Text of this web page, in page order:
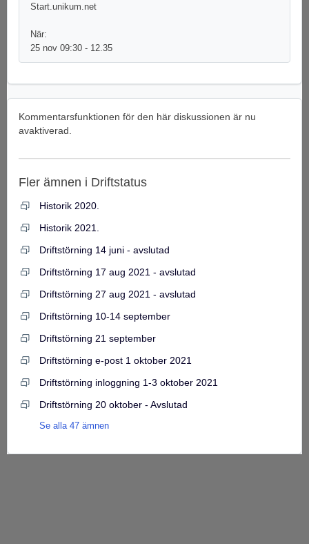
Start.unikum.net
När:
25 nov 09:30 - 12.35
Kommentarsfunktionen för den här diskussionen är nu
avaktiverad.
Fler ämnen i Driftstatus
Historik 2020.
Historik 2021.
Driftstörning 14 juni - avslutad
Driftstörning 17 aug 2021 - avslutad
Driftstörning 27 aug 2021 - avslutad
Driftstörning 10-14 september
Driftstörning 21 september
Driftstörning e-post 1 oktober 2021
Driftstörning inloggning 1-3 oktober 2021
Driftstörning 20 oktober - Avslutad
Se alla 47 ämnen